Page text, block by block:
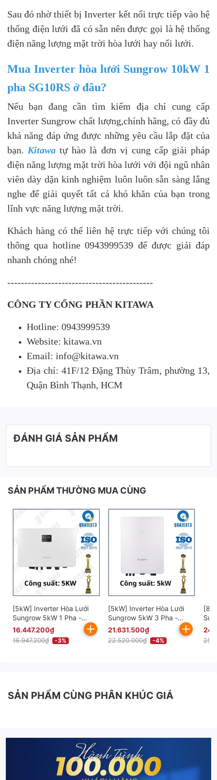
Sau đó nhờ thiết bị Inverter kết nối trực tiếp vào hệ
thống điện lưới đã có sẵn nên được gọi là hệ thống
điện năng lượng mặt trời hòa lưới hay nối lưới.
Mua Inverter hòa lưới Sungrow 10kW 1
pha SG10RS ở đâu?
Nếu bạn đang cần tìm kiếm địa chỉ cung cấp
Inverter Sungrow chất lượng,chính hãng, có đầy đủ
khả năng đáp ứng được những yêu cầu lắp đặt của
bạn. Kitawa tự hào là đơn vị cung cấp giải pháp
điện năng lượng mặt trời hòa lưới với đội ngũ nhân
viên dày dặn kinh nghiệm luôn luôn sẵn sàng lắng
nghe để giải quyết tất cả khó khăn của bạn trong
lĩnh vực năng lượng mặt trời.
Khách hàng có thể liên hệ trực tiếp với chúng tôi
thông qua hotline 0943999539 để được giải đáp
nhanh chóng nhé!
-------------------------------------------
CÔNG TY CỔNG PHẦN KITAWA
Hotline: 0943999539
Website: kitawa.vn
Email: info@kitawa.vn
Địa chỉ: 41F/12 Đặng Thùy Trâm, phường 13,
Quận Bình Thạnh, HCM
ĐÁNH GIÁ SẢN PHẨM
SẢN PHẨM THƯỜNG MUA CÙNG
[5kW] Inverter Hòa Lưới
Sungrow 5kW 1 Pha -
SG5RS
16.447.200₫
16.947.200₫ -3%
[5kW] Inverter Hòa Lưới
Sungrow 5kW 3 Pha -
SG5.0RT
21.631.500₫
22.520.000₫ -4%
SẢN PHẨM CÙNG PHÂN KHÚC GIÁ